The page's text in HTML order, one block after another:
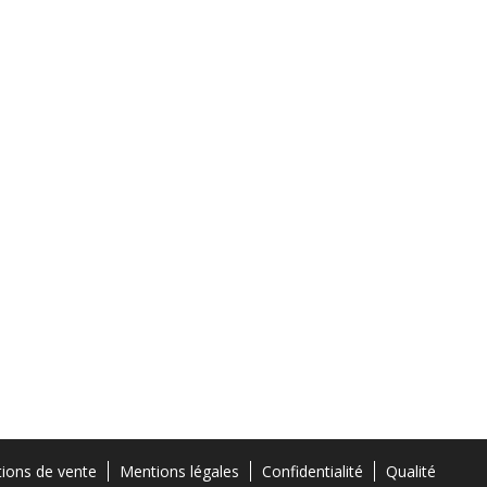
de vente Mentions légales Confidentialité
Qualité